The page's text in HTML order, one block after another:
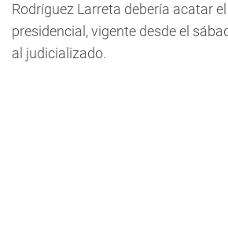
Rodríguez Larreta debería acatar
presidencial, vigente desde el
al judicializado.